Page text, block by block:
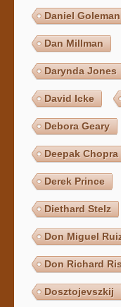
Daniel Goleman
Dan Millman
Darynda Jones
David Icke
Debora Geary
Deepak Chopra
Derek Prince
Diethard Stelz
Don Miguel
Don Richard
Dosztojevszkij